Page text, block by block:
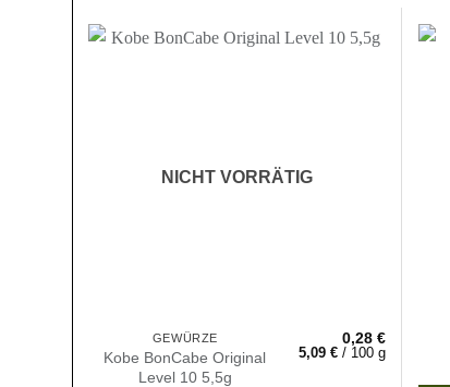
NICHT VORRÄTIG
GEWÜRZE
Kobe BonCabe Original
Level 10 5,5g
0,28 €
5,09 €/ 100 g